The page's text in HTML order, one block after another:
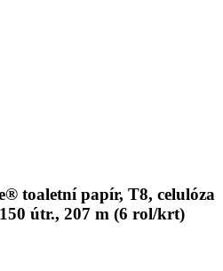
toaletní papír, T8, celulóza
útr., 207 m (6 rol/krt)